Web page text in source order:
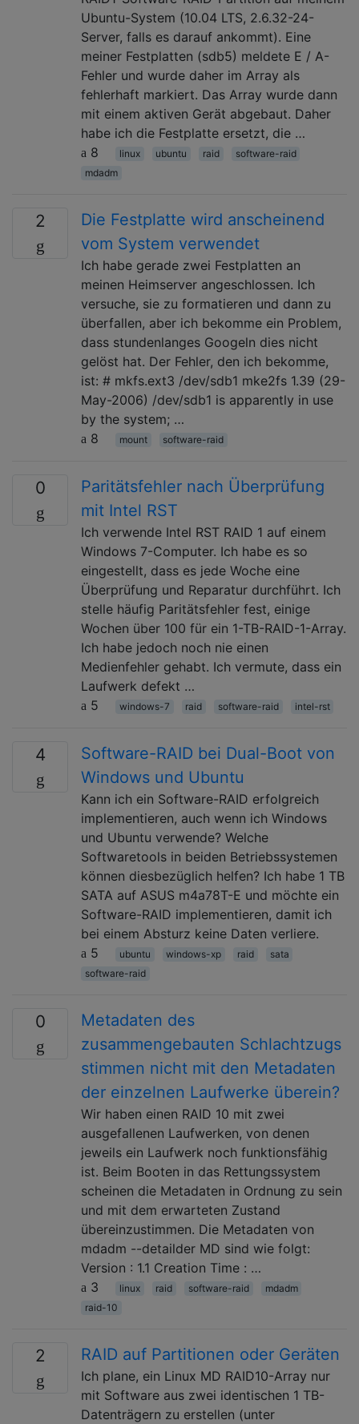
Ubuntu-System (10.04 LTS, 2.6.32-24-
Server, falls es darauf ankommt). Eine
meiner Festplatten (sdb5) meldete E / A-
Fehler und wurde daher im Array als
fehlerhaft markiert. Das Array wurde dann
mit einem aktiven Gerät abgebaut. Daher
habe ich die Festplatte ersetzt, die …
8
linux ubuntu raid
software-raid
mdadm
2
Die Festplatte wird anscheinend
vom System verwendet
Ich habe gerade zwei Festplatten an
meinen Heimserver angeschlossen. Ich
versuche, sie zu formatieren und dann zu
überfallen, aber ich bekomme ein Problem,
dass stundenlanges Googeln dies nicht
gelöst hat. Der Fehler, den ich bekomme,
ist: # mkfs.ext3 /dev/sdb1 mke2fs 1.39 (29-
May-2006) /dev/sdb1 is apparently in use
by the system; …
8
mount software-raid
0
Paritätsfehler nach Überprüfung
mit Intel RST
Ich verwende Intel RST RAID 1 auf einem
Windows 7-Computer. Ich habe es so
eingestellt, dass es jede Woche eine
Überprüfung und Reparatur durchführt. Ich
stelle häufig Paritätsfehler fest, einige
Wochen über 100 für ein 1-TB-RAID-1-Array.
Ich habe jedoch noch nie einen
Medienfehler gehabt. Ich vermute, dass ein
Laufwerk defekt …
5
windows-7 raid software-raid intel-rst
4
Software-RAID bei Dual-Boot von
Windows und Ubuntu
Kann ich ein Software-RAID erfolgreich
implementieren, auch wenn ich Windows
und Ubuntu verwende? Welche
Softwaretools in beiden Betriebssystemen
können diesbezüglich helfen? Ich habe 1 TB
SATA auf ASUS m4a78T-E und möchte ein
Software-RAID implementieren, damit ich
bei einem Absturz keine Daten verliere.
5
ubuntu windows-xp raid
sata
software-raid
0
Metadaten des
zusammengebauten Schlachtzugs
stimmen nicht mit den Metadaten
der einzelnen Laufwerke überein?
Wir haben einen RAID 10 mit zwei
ausgefallenen Laufwerken, von denen
jeweils ein Laufwerk noch funktionsfähig
ist. Beim Booten in das Rettungssystem
scheinen die Metadaten in Ordnung zu sein
und mit dem erwarteten Zustand
übereinzustimmen. Die Metadaten von
mdadm --detailder MD sind wie folgt:
Version : 1.1 Creation Time : …
3
linux raid software-raid
mdadm
raid-10
2 RAID auf Partitionen oder Geräten
Ich plane, ein Linux MD RAID10-Array nur
mit Software aus zwei identischen 1 TB-
Datenträgern zu erstellen (unter